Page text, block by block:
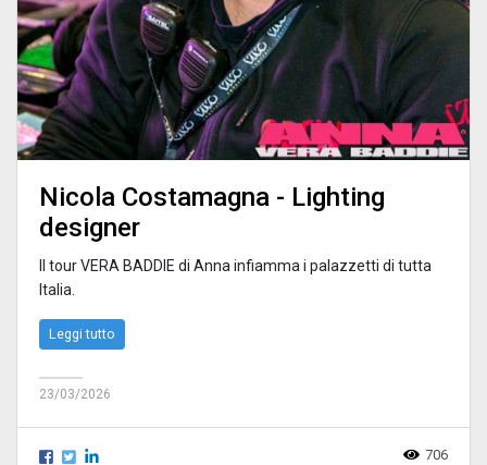
Nicola Costamagna - Lighting
designer
Il tour VERA BADDIE di Anna infiamma i palazzetti di tutta
Italia.
Leggi tutto
23/03/2026
706